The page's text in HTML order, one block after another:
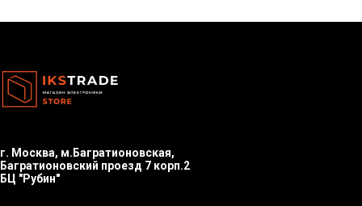
г. Москва, м.Багратионовская,
Багратионовский проезд 7 корп.2
БЦ "Рубин"